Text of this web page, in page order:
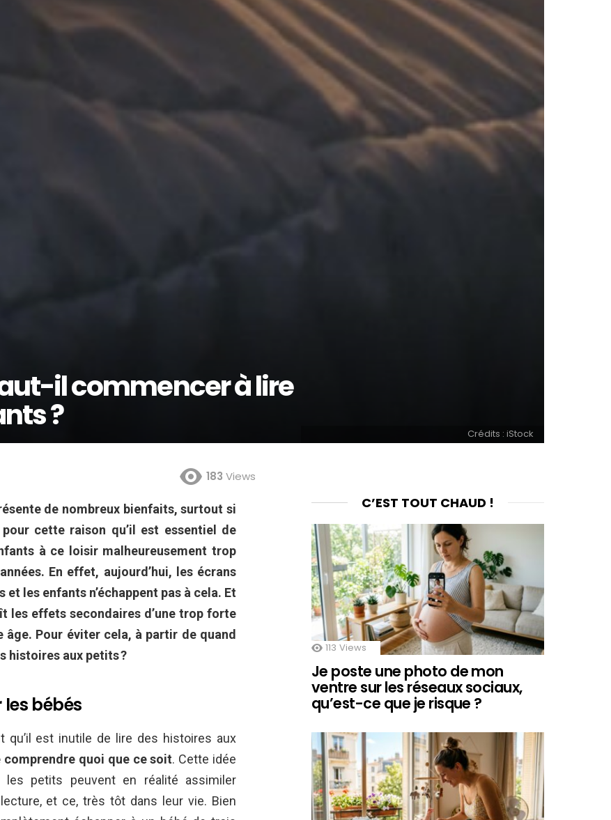
il commencer à lire
?
Crédits : iStock
183 Views
de nombreux bienfaits, surtout si
cette raison qu’il est essentiel de
à ce loisir malheureusement trop
En effet, aujourd’hui, les écrans
les enfants n’échappent pas à cela. Et
les effets secondaires d’une trop forte
âge. Pour éviter cela, à partir de quand
histoires aux petits ?
bébés
est inutile de lire des histoires aux
comprendre quoi que ce soit. Cette idée
petits peuvent en réalité assimiler
et ce, très tôt dans leur vie. Bien
C’EST TOUT CHAUD !
113 Views
Je poste une photo de mon
ventre sur les réseaux sociaux,
qu’est-ce que je risque ?